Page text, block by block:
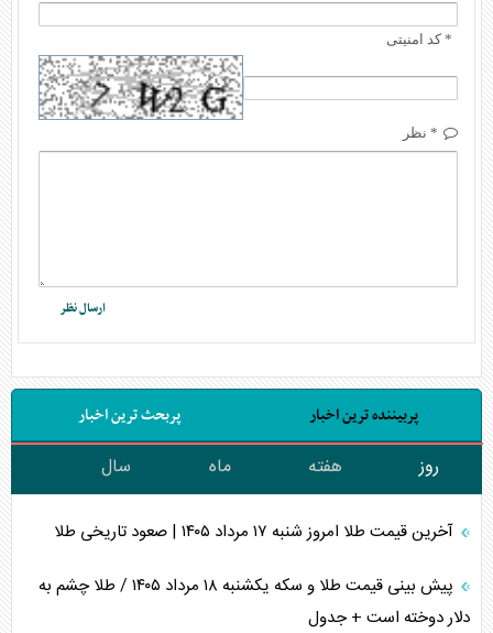
* کد امنیتی
* نظر
پربیننده ترین اخبار پربحث ترین اخبار
روز هفته ماه سال
آخرین قیمت طلا امروز شنبه ۱۷ مرداد ۱۴۰۵ | صعود تاریخی طلا
پیش بینی قیمت طلا و سکه یکشنبه ۱۸ مرداد ۱۴۰۵ / طلا چشم به
دلار دوخته است + جدول